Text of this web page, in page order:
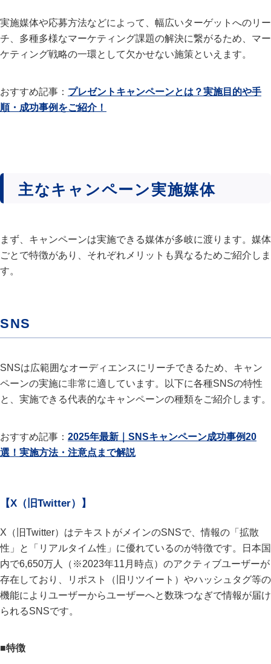
実施媒体や応募方法などによって、幅広いターゲットへのリー
チ、多種多様なマーケティング課題の解決に繋がるため、マー
ケティング戦略の一環として欠かせない施策といえます。
おすすめ記事： プレゼントキャンペーンとは？実施目的や手
順・成功事例をご紹介！
主なキャンペーン実施媒体
まず、キャンペーンは実施できる媒体が多岐に渡ります。媒体
ごとで特徴があり、それぞれメリットも異なるためご紹介しま
す。
SNS
SNSは広範囲なオーディエンスにリーチできるため、キャン
ペーンの実施に非常に適しています。以下に各種SNSの特性
と、実施できる代表的なキャンペーンの種類をご紹介します。
おすすめ記事： 2025年最新｜SNSキャンペーン成功事例20
選！実施方法・注意点まで解説
【X（旧Twitter）】
X（旧Twitter）はテキストがメインのSNSで、情報の「拡散
性」と「リアルタイム性」に優れているのが特徴です。日本国
内で6,650万人（※2023年11月時点）のアクティブユーザーが
存在しており、リポスト（旧リツイート）やハッシュタグ等の
機能によりユーザーからユーザーへと数珠つなぎで情報が届け
られるSNSです。
■特徴